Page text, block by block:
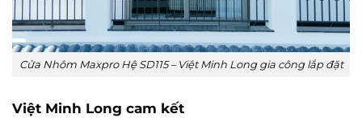
Cửa Nhôm Maxpro Hệ SD115 – Việt Minh Long gia công lắp đặt
Việt Minh Long cam kết